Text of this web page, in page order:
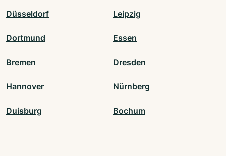
Düsseldorf Leipzig
Dortmund Essen
Bremen Dresden
Hannover Nürnberg
Duisburg Bochum